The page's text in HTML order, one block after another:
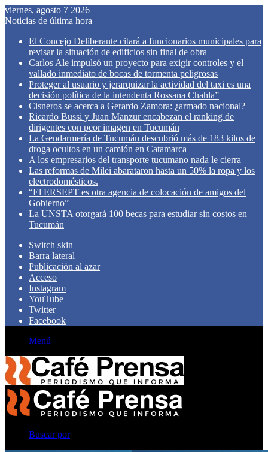
viernes, agosto 7 2026
Noticias de última hora
El Concejo Deliberante citará a funcionarios municipales para
revisar la situación de edificios sin final de obra
Carlos Ale impulsó un proyecto para exigir controles y el
vallado inmediato de bocas de tormenta peligrosas
Proteger al usuario y jerarquizar la actividad del taxi es una
decisión política de la intendenta Rossana Chahla”
Cisneros se acerca a Gerardo Zamora: ¿armado nacional?
Ricardo Bussi y Juan Manzur encabezan el ranking de
dirigentes con peor imagen en Tucumán
La Gendarmería de Tucumán descubrió más de 183 kilos de
droga ocultos en un camión en Catamarca
A los empresarios del transporte tucumano nada le cierra
Las reformas de Milei abarataron hasta un 50% la ropa y los
electrodomésticos.
“El ERSEPT es otra agencia de colocación de amigos del
Gobierno”
La UNSTA otorgará 100 becas para estudiar sin costos en
Tucumán
Switch skin
Barra lateral
Publicación al azar
Acceso
Instagram
YouTube
Twitter
Facebook
Menú
Buscar por